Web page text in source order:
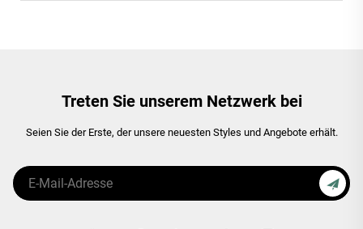
Treten Sie unserem Netzwerk bei
Seien Sie der Erste, der unsere neuesten Styles und Angebote erhält.